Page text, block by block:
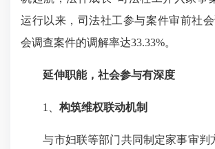
运行以来，司法社工参与案件审前社
会调查案件的调解率达33.33%。
延伸职能，社会参与有深度
1、 构筑维权联动机制
与市妇联等部门共同制定家事审判